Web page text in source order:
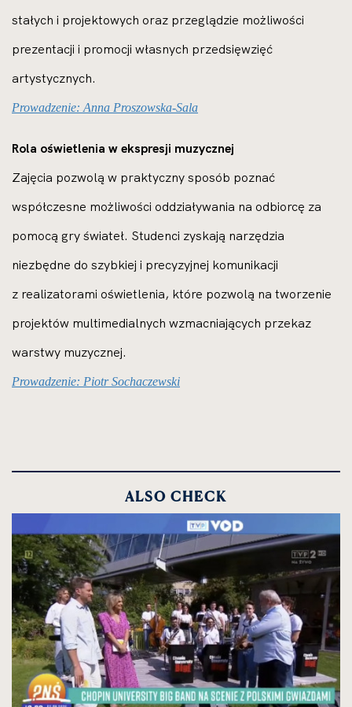
stałych i projektowych oraz przeglądzie możliwości
prezentacji i promocji własnych przedsięwzięć
artystycznych.
Prowadzenie: Anna Proszowska-Sala
Rola oświetlenia w ekspresji muzycznej
Zajęcia pozwolą w praktyczny sposób poznać
współczesne możliwości oddziaływania na odbiorcę za
pomocą gry świateł. Studenci zyskają narzędzia
niezbędne do szybkiej i precyzyjnej komunikacji
z realizatorami oświetlenia, które pozwolą na tworzenie
projektów multimedialnych wzmacniających przekaz
warstwy muzycznej.
Prowadzenie: Piotr Sochaczewski
ALSO CHECK